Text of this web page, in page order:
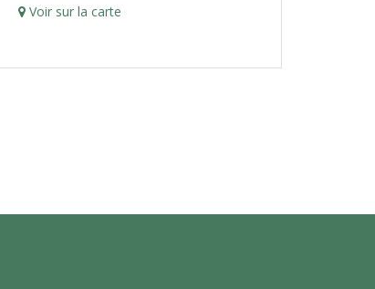
Voir sur la carte